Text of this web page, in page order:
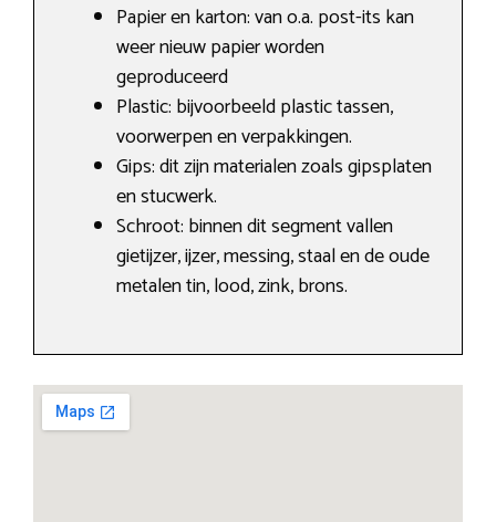
Papier en karton: van o.a. post-its kan
weer nieuw papier worden
geproduceerd
Plastic: bijvoorbeeld plastic tassen,
voorwerpen en verpakkingen.
Gips: dit zijn materialen zoals gipsplaten
en stucwerk.
Schroot: binnen dit segment vallen
gietijzer, ijzer, messing, staal en de oude
metalen tin, lood, zink, brons.